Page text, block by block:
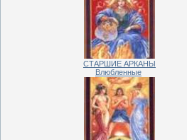
СТАРШИЕ АРКАНЫ
Влюбленные